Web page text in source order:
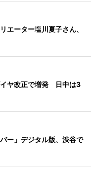
エーター塩川夏子さん、
ヤ改正で増発 日中は3
ー」デジタル版、渋谷で